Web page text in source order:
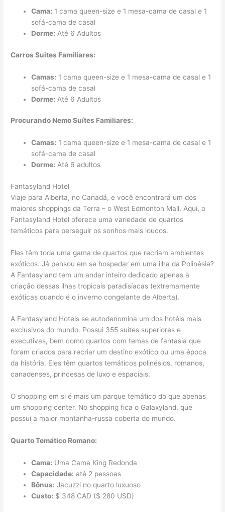
Cama: 1 cama queen-size e 1 mesa-cama de casal e 1
sofá-cama de casal
Dorme: Até 6 Adultos
Carros Suites Familiares:
Camas: 1 cama queen-size e 1 mesa-cama de casal e 1
sofá-cama de casal
Dorme: Até 6 Adultos
Procurando Nemo Suítes Familiares:
Camas: 1 cama queen-size e 1 mesa-cama de casal e 1
sofá-cama de casal
Dorme: Até 6 adultos
Fantasyland Hotel
Viaje para Alberta, no Canadá, e você encontrará um dos
maiores shoppings da Terra – o West Edmonton Mall. Aqui, o
Fantasyland Hotel oferece uma variedade de quartos
temáticos para perseguir os sonhos mais loucos.
Eles têm toda uma gama de quartos que recriam ambientes
exóticos. Já pensou em se hospedar em uma ilha da Polinésia?
A Fantasyland tem um andar inteiro dedicado apenas à
criação dessas ilhas tropicais paradisíacas (extremamente
exóticas quando é o inverno congelante de Alberta).
A Fantasyland Hotels se autodenomina um dos hotéis mais
exclusivos do mundo. Possui 355 suítes superiores e
executivas, bem como quartos com temas de fantasia que
foram criados para recriar um destino exótico ou uma época
da história. Eles têm quartos temáticos polinésios, romanos,
canadenses, princesas de luxo e espaciais.
O shopping em si é mais um parque temático do que apenas
um shopping center. No shopping fica o Galaxyland, que
possui a maior montanha-russa coberta do mundo.
Quarto Temático Romano:
Cama: Uma Cama King Redonda
Capacidade: até 2 pessoas
Bônus: Jacuzzi no quarto luxuoso
Custo: $ 348 CAD ($ 280 USD)